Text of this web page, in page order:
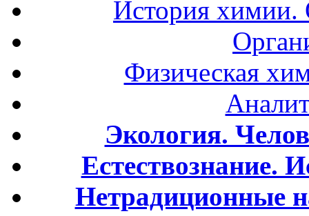
История
Физическая
Экология.
Естествознание.
Нетрадиционные